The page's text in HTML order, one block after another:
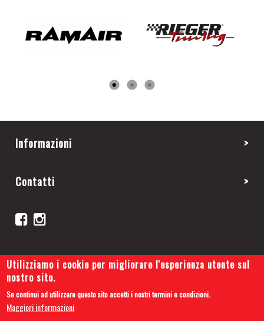
Informazioni
Contatti
Copyright 2019 © Cars and Tips
Utilizziamo i cookie per migliorare l'esperienza utente sul
nostro sito.
Se continui ad utilizzare questo sito accetti i nostri termini e condizioni.
Maggiori informazioni